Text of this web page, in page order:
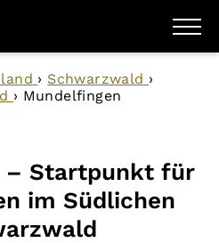
› Schwarzwald ›
› Mundelfingen
– Startpunkt für
im Südlichen